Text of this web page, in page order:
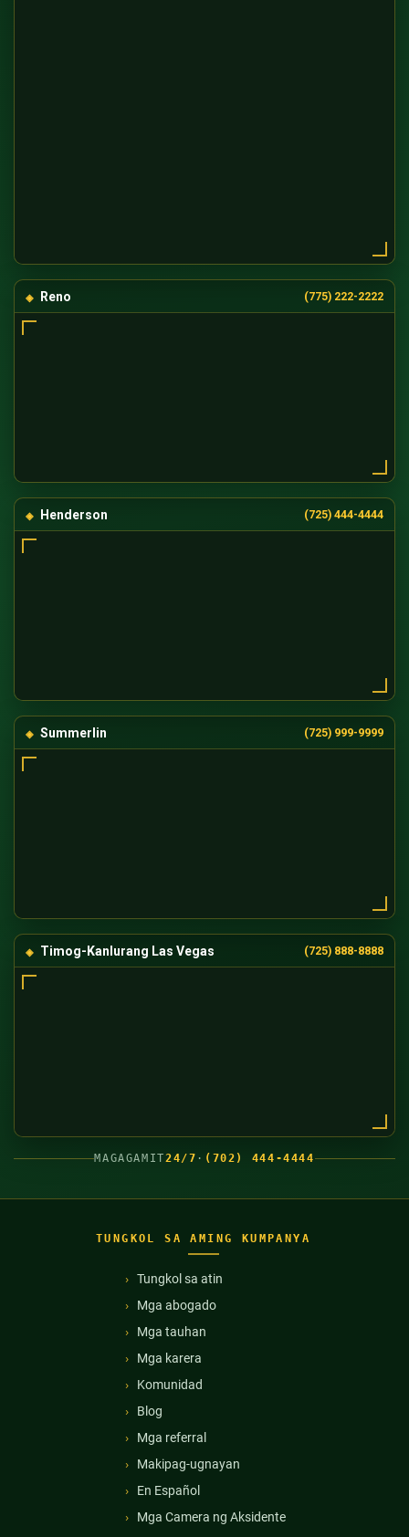
Reno (775) 222-2222
Henderson (725) 444-4444
Summerlin (725) 999-9999
Timog-Kanlurang Las Vegas (725) 888-8888
MAGAGAMIT24/7 · (702) 444-4444
TUNGKOL SA AMING KUMPANYA
Tungkol sa atin
Mga abogado
Mga tauhan
Mga karera
Komunidad
Blog
Mga referral
Makipag-ugnayan
En Español
Mga Camera ng Aksidente